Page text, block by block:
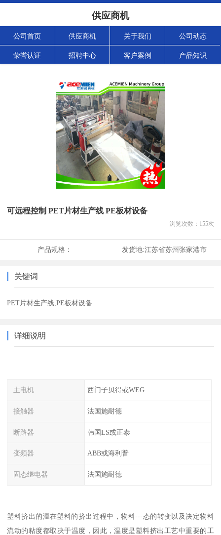
供应商机
公司首页 供应商机 关于我们 公司动态
荣誉认证 招聘中心 客户案例 产品知识
可远程控制 PET片材生产线 PE板材设备
浏览次数： 155次
产品规格： 发货地:江苏省苏州张家港市
关键词
PET片材生产线,PE板材设备
详细说明
主电机 西门子贝得或WEG
接触器 法国施耐德
断路器 韩国LS或正泰
变频器 ABB或海利普
固态继电器 法国施耐德
塑料挤出的温在塑料的挤出过程中，物料---态的转变以及决定物料
流动的粘度都取决于温度，因此，温度是塑料挤出工艺中重要的工